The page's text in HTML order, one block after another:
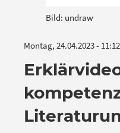
Montag, 24.04.2023 -
Bild: undraw